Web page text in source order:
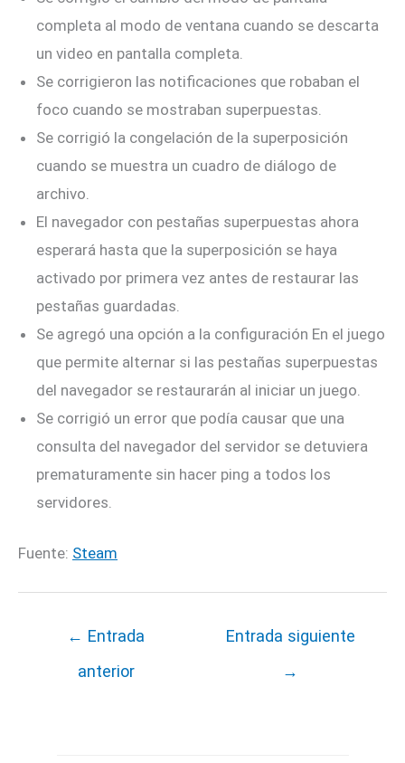
completa al modo de ventana cuando se descarta
un video en pantalla completa.
Se corrigieron las notificaciones que robaban el
foco cuando se mostraban superpuestas.
Se corrigió la congelación de la superposición
cuando se muestra un cuadro de diálogo de
archivo.
El navegador con pestañas superpuestas ahora
esperará hasta que la superposición se haya
activado por primera vez antes de restaurar las
pestañas guardadas.
Se agregó una opción a la configuración En el juego
que permite alternar si las pestañas superpuestas
del navegador se restaurarán al iniciar un juego.
Se corrigió un error que podía causar que una
consulta del navegador del servidor se detuviera
prematuramente sin hacer ping a todos los
servidores.
Fuente: Steam
← Entrada
anterior
Entrada siguiente
→